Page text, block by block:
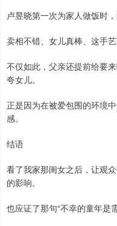
卢昱晓第一次为家人做饭时
卖相不错、女儿真棒、这手艺
不仅如此，父亲还提前给要
夸女儿。
正是因为在被爱包围的环境
感。
结语
看了我家那闺女之后，让观
的影响。
也应证了那句“不幸的童年是